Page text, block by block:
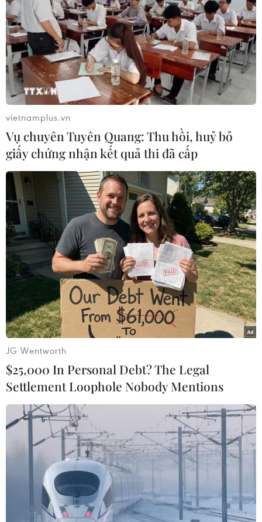
dậy ở thành phố Aleppo, theo đó sẽ tạo hành lang an
toàn cho phép các tay súng, gia đình của họ cùng
những thường dân khác rời khỏi thành phố này.
Nga bác tin đã nhất trí về hành lang rút lui
của phiến quân ở Aleppo
11/12/2016 23:37
Nga tuyên bố Moskva không đạt được thỏa thuận với
Mỹ về việc tạo hành lang an toàn tại thành phố Aleppo
của Syria để các tay súng nổi dậy rời khỏi thành phố.
vietnamplus.vn
Vụ chuyên Tuyên Quang: Thu hồi, huỷ bỏ
giấy chứng nhận kết quả thi đã cấp
JG Wentworth
$25,000 In Personal Debt? The Legal
Settlement Loophole Nobody Mentions